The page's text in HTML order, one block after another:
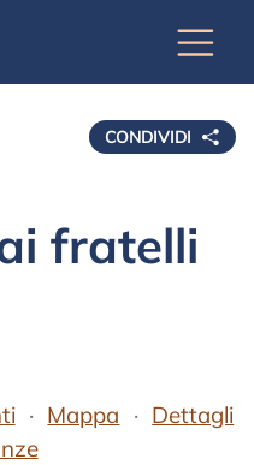
CONDIVIDI
fratelli
Mappa
Dettagli